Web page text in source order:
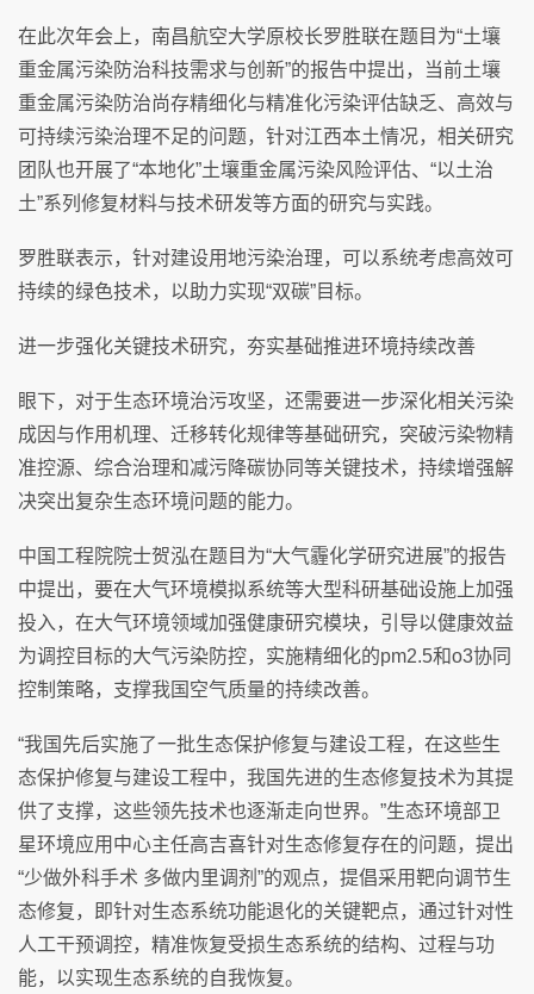
在此次年会上，南昌航空大学原校长罗胜联在题目为“土壤
重金属污染防治科技需求与创新”的报告中提出，当前土壤
重金属污染防治尚存精细化与精准化污染评估缺乏、高效与
可持续污染治理不足的问题，针对江西本土情况，相关研究
团队也开展了“本地化”土壤重金属污染风险评估、“以土治
土”系列修复材料与技术研发等方面的研究与实践。
罗胜联表示，针对建设用地污染治理，可以系统考虑高效可
持续的绿色技术，以助力实现“双碳”目标。
进一步强化关键技术研究，夯实基础推进环境持续改善
眼下，对于生态环境治污攻坚，还需要进一步深化相关污染
成因与作用机理、迁移转化规律等基础研究，突破污染物精
准控源、综合治理和减污降碳协同等关键技术，持续增强解
决突出复杂生态环境问题的能力。
中国工程院院士贺泓在题目为“大气霾化学研究进展”的报告
中提出，要在大气环境模拟系统等大型科研基础设施上加强
投入，在大气环境领域加强健康研究模块，引导以健康效益
为调控目标的大气污染防控，实施精细化的pm2.5和o3协同
控制策略，支撑我国空气质量的持续改善。
“我国先后实施了一批生态保护修复与建设工程，在这些生
态保护修复与建设工程中，我国先进的生态修复技术为其提
供了支撑，这些领先技术也逐渐走向世界。”生态环境部卫
星环境应用中心主任高吉喜针对生态修复存在的问题，提出
“少做外科手术 多做内里调剂”的观点，提倡采用靶向调节生
态修复，即针对生态系统功能退化的关键靶点，通过针对性
人工干预调控，精准恢复受损生态系统的结构、过程与功
能，以实现生态系统的自我恢复。